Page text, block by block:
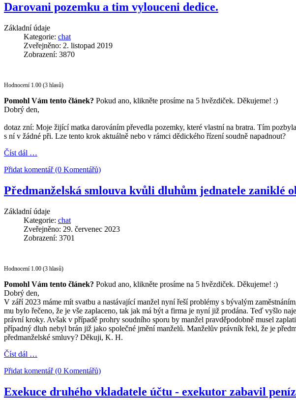
Darovani pozemku a tim vylouceni dedice.
Základní údaje
Kategorie: chat
Zveřejněno: 2. listopad 2019
Zobrazení: 3870
Hodnocení 1.00 (3 hlasů)
Pomohl Vám tento článek? Pokud ano, klikněte prosíme na 5 hvězdiček. Děkujeme! :)
Dobrý den,
dotaz zní: Moje žijící matka darováním převedla pozemky, které vlastní na bratra. Tím
s ní v žádné při. Lze tento krok aktuálně nebo v rámci dědického řízení soudně napadnout?
Číst dál …
Přidat komentář (0 Komentářů)
Předmanželská smlouva kvůli dluhům jednatele zaniklé
Základní údaje
Kategorie: chat
Zveřejněno: 29. červenec 2023
Zobrazení: 3701
Hodnocení 1.00 (3 hlasů)
Pomohl Vám tento článek? Pokud ano, klikněte prosíme na 5 hvězdiček. Děkujeme! :)
Dobrý den,
V září 2023 máme mít svatbu a nastávající manžel nyní řeší problémy s bývalým
mu bylo řečeno, že je vše zaplaceno, tak jak má být a firma je nyní již prodána. Teď vyšlo
právní kroky. Avšak v případě prohry soudního sporu by manžel pravděpodobně musel
případný dluh nebyl brán již jako společné jmění manželů. Manželův právník řekl, že je
předmanželské smluvy? Děkuji, K. H.
Číst dál …
Přidat komentář (0 Komentářů)
Exekuce druhého vkladatele účtu - exekutor zabavil